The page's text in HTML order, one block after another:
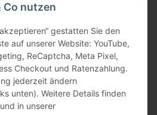
Co nutzen
gestatten Sie den
auf unserer Website: YouTube,
ReCaptcha, Meta Pixel,
Checkout und Ratenzahlung.
jederzeit ändern
unten). Weitere Details finden
und in unserer